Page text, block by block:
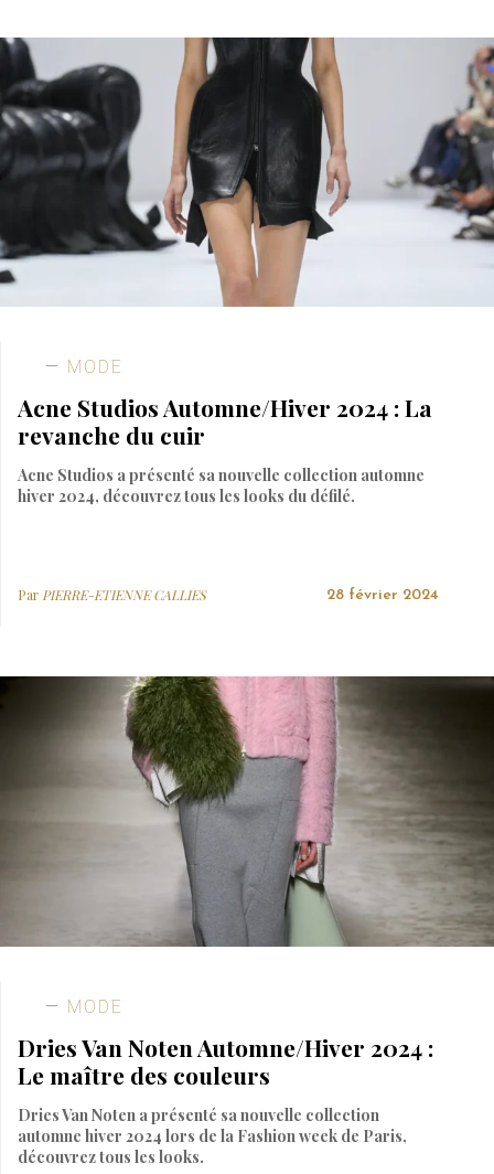
MODE
Acne Studios Automne/Hiver 2024 : La
revanche du cuir
Acne Studios a présenté sa nouvelle collection automne
hiver 2024, découvrez tous les looks du défilé.
ParPIERRE-ETIENNE CALLIES 28 février 2024
MODE
Dries Van Noten Automne/Hiver 2024 :
Le maître des couleurs
Dries Van Noten a présenté sa nouvelle collection
automne hiver 2024 lors de la Fashion week de Paris,
découvrez tous les looks.